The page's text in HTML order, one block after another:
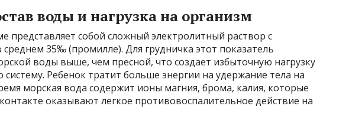
воды и нагрузка на организм
представляет собой сложный электролитный раствор с
35‰ (промилле). Для грудничка этот показатель
воды выше, чем пресной, что создает избыточную нагрузку
систему. Ребенок тратит больше энергии на удержание тела на
морская вода содержит ионы магния, брома, калия, которые
оказывают легкое противовоспалительное действие на